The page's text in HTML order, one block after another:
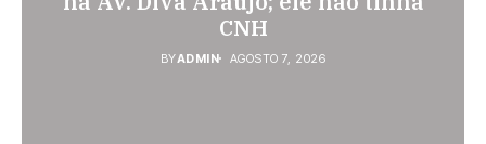
AGOSTO 7, 2026
CNH
BYADMIN AGOSTO 7, 2026
Grosso; suspeito é procurado